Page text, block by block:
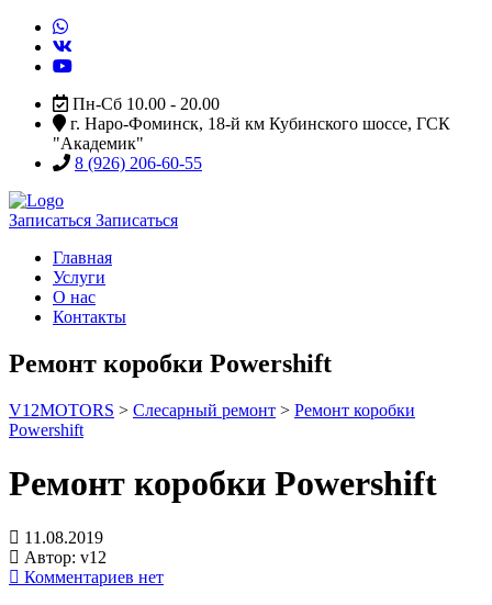
Пн-Сб 10.00 - 20.00
г. Наро-Фоминск, 18-й км Кубинского шоссе, ГСК
"Академик"
8 (926) 206-60-55
Записаться Записаться
Главная
Услуги
О нас
Контакты
Ремонт коробки Powershift
V12MOTORS > Слесарный ремонт > Ремонт коробки
Powershift
Ремонт коробки Powershift
11.08.2019
Автор: v12
Комментариев нет